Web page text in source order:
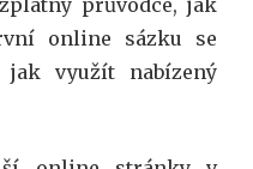
průvodce, jak
online sázku se
využít nabízený